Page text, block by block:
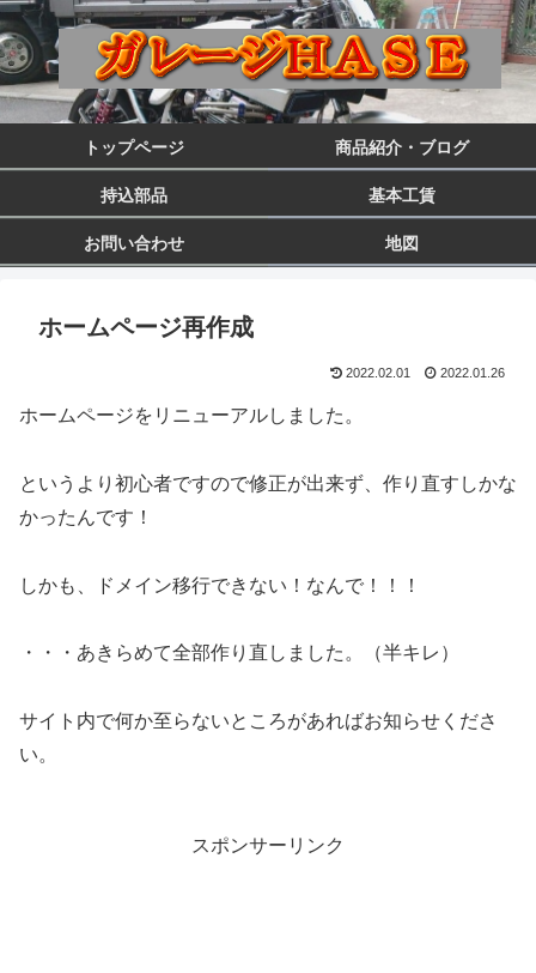
トップページ 商品紹介・ブログ
持込部品 基本工賃
お問い合わせ 地図
ホームページ再作成
2022.02.01 2022.01.26
ホームページをリニューアルしました。
というより初心者ですので修正が出来ず、作り直すしかな
かったんです！
しかも、ドメイン移行できない！なんで！！！
・・・あきらめて全部作り直しました。（半キレ）
サイト内で何か至らないところがあればお知らせくださ
い。
スポンサーリンク